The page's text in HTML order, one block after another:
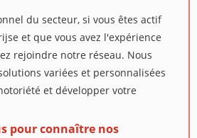
du secteur, si vous êtes actif
et que vous avez l'expérience
rejoindre notre réseau. Nous
variées et personnalisées
et développer votre
pour connaître nos